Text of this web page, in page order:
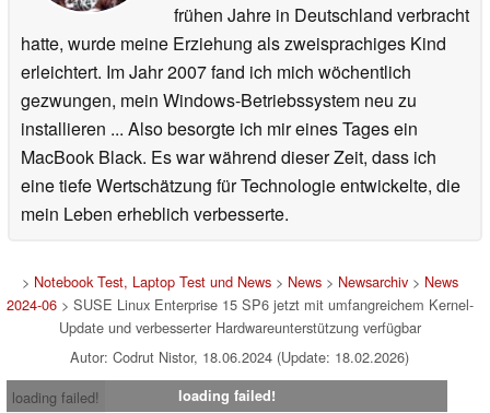
frühen Jahre in Deutschland verbracht
hatte, wurde meine Erziehung als zweisprachiges Kind
erleichtert. Im Jahr 2007 fand ich mich wöchentlich
gezwungen, mein Windows-Betriebssystem neu zu
installieren ... Also besorgte ich mir eines Tages ein
MacBook Black. Es war während dieser Zeit, dass ich
eine tiefe Wertschätzung für Technologie entwickelte, die
mein Leben erheblich verbesserte.
> Notebook Test, Laptop Test und News> News> Newsarchiv> News
2024-06> SUSE Linux Enterprise 15 SP6 jetzt mit umfangreichem Kernel-
Update und verbesserter Hardwareunterstützung verfügbar
Autor: Codrut Nistor, 18.06.2024 (Update: 18.02.2026)
loading failed!
loading failed!